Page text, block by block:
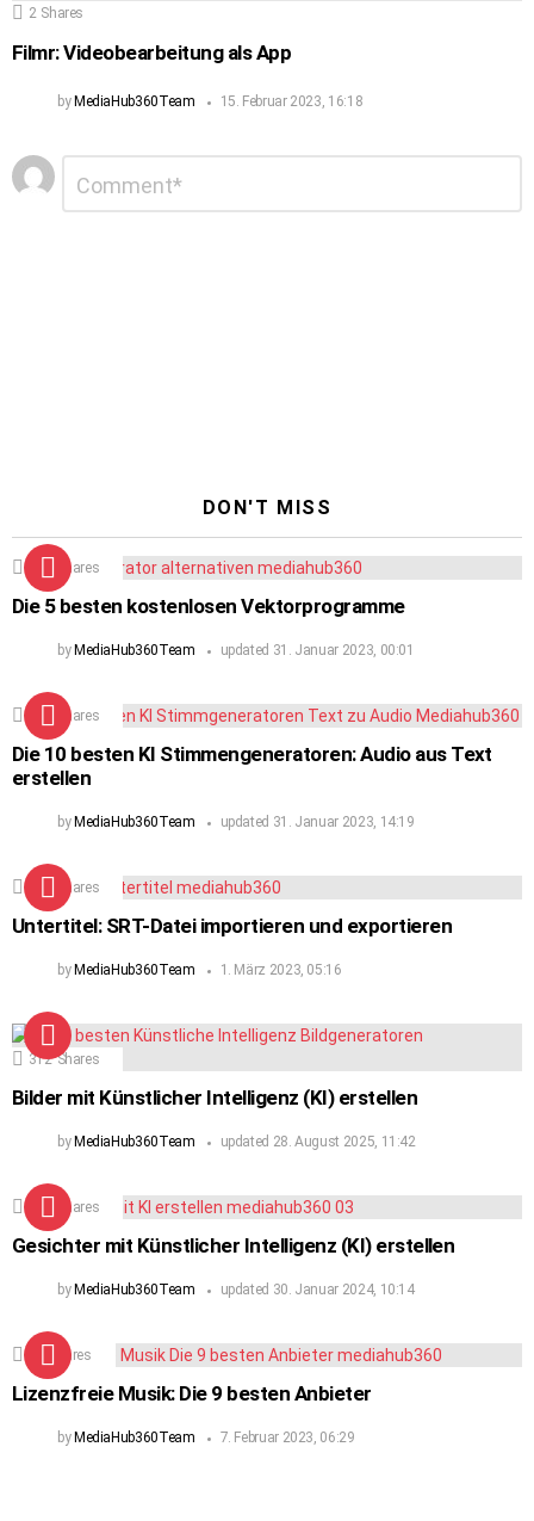
2 Shares
Filmr: Videobearbeitung als App
by MediaHub360Team 15. Februar 2023, 16:18
Schreibe
einen
Kommentar
DON'T MISS
Shares
Die 5 besten kostenlosen Vektorprogramme
by MediaHub360Team updated 31. Januar 2023, 00:01
Shares
Die 10 besten KI Stimmengeneratoren: Audio aus Text
erstellen
by MediaHub360Team updated 31. Januar 2023, 14:19
Shares
Untertitel: SRT-Datei importieren und exportieren
by MediaHub360Team 1. März 2023, 05:16
312 Shares
Bilder mit Künstlicher Intelligenz (KI) erstellen
by MediaHub360Team updated 28. August 2025, 11:42
Shares
Gesichter mit Künstlicher Intelligenz (KI) erstellen
by MediaHub360Team updated 30. Januar 2024, 10:14
Shares
Lizenzfreie Musik: Die 9 besten Anbieter
by MediaHub360Team 7. Februar 2023, 06:29